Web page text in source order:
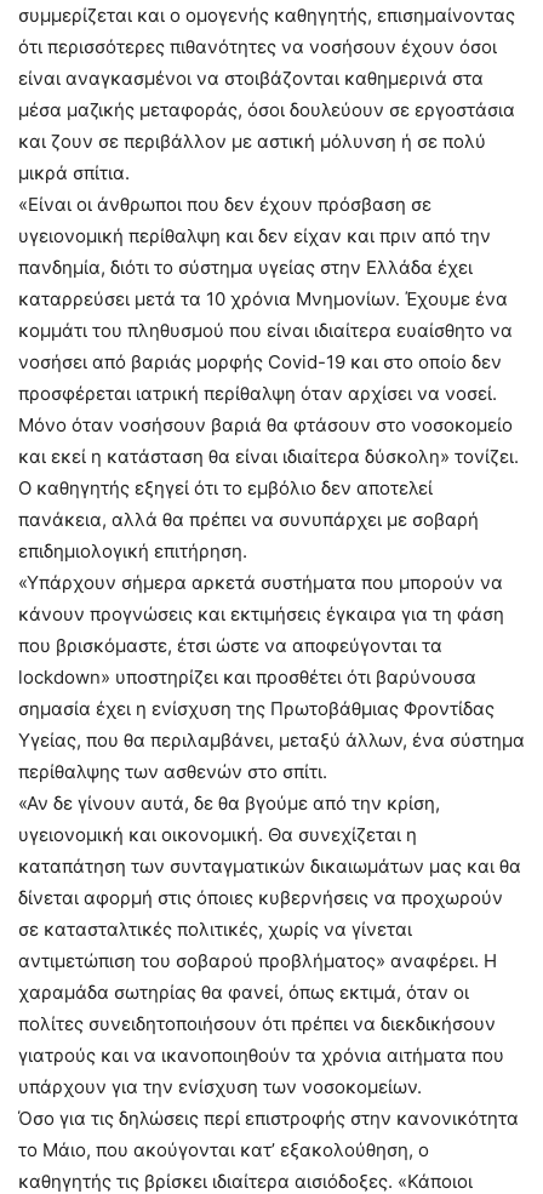
συμμερίζεται και ο ομογενής καθηγητής, επισημαίνοντας
ότι περισσότερες πιθανότητες να νοσήσουν έχουν όσοι
είναι αναγκασμένοι να στοιβάζονται καθημερινά στα
μέσα μαζικής μεταφοράς, όσοι δουλεύουν σε εργοστάσια
και ζουν σε περιβάλλον με αστική μόλυνση ή σε πολύ
μικρά σπίτια.
«Είναι οι άνθρωποι που δεν έχουν πρόσβαση σε
υγειονομική περίθαλψη και δεν είχαν και πριν από την
πανδημία, διότι το σύστημα υγείας στην Ελλάδα έχει
καταρρεύσει μετά τα 10 χρόνια Μνημονίων. Έχουμε ένα
κομμάτι του πληθυσμού που είναι ιδιαίτερα ευαίσθητο να
νοσήσει από βαριάς μορφής Covid-19 και στο οποίο δεν
προσφέρεται ιατρική περίθαλψη όταν αρχίσει να νοσεί.
Μόνο όταν νοσήσουν βαριά θα φτάσουν στο νοσοκομείο
και εκεί η κατάσταση θα είναι ιδιαίτερα δύσκολη» τονίζει.
Ο καθηγητής εξηγεί ότι το εμβόλιο δεν αποτελεί
πανάκεια, αλλά θα πρέπει να συνυπάρχει με σοβαρή
επιδημιολογική επιτήρηση.
«Υπάρχουν σήμερα αρκετά συστήματα που μπορούν να
κάνουν προγνώσεις και εκτιμήσεις έγκαιρα για τη φάση
που βρισκόμαστε, έτσι ώστε να αποφεύγονται τα
lockdown» υποστηρίζει και προσθέτει ότι βαρύνουσα
σημασία έχει η ενίσχυση της Πρωτοβάθμιας Φροντίδας
Υγείας, που θα περιλαμβάνει, μεταξύ άλλων, ένα σύστημα
περίθαλψης των ασθενών στο σπίτι.
«Αν δε γίνουν αυτά, δε θα βγούμε από την κρίση,
υγειονομική και οικονομική. Θα συνεχίζεται η
καταπάτηση των συνταγματικών δικαιωμάτων μας και θα
δίνεται αφορμή στις όποιες κυβερνήσεις να προχωρούν
σε κατασταλτικές πολιτικές, χωρίς να γίνεται
αντιμετώπιση του σοβαρού προβλήματος» αναφέρει. Η
χαραμάδα σωτηρίας θα φανεί, όπως εκτιμά, όταν οι
πολίτες συνειδητοποιήσουν ότι πρέπει να διεκδικήσουν
γιατρούς και να ικανοποιηθούν τα χρόνια αιτήματα που
υπάρχουν για την ενίσχυση των νοσοκομείων.
Όσο για τις δηλώσεις περί επιστροφής στην κανονικότητα
το Μάιο, που ακούγονται κατ’ εξακολούθηση, ο
καθηγητής τις βρίσκει ιδιαίτερα αισιόδοξες. «Κάποιοι